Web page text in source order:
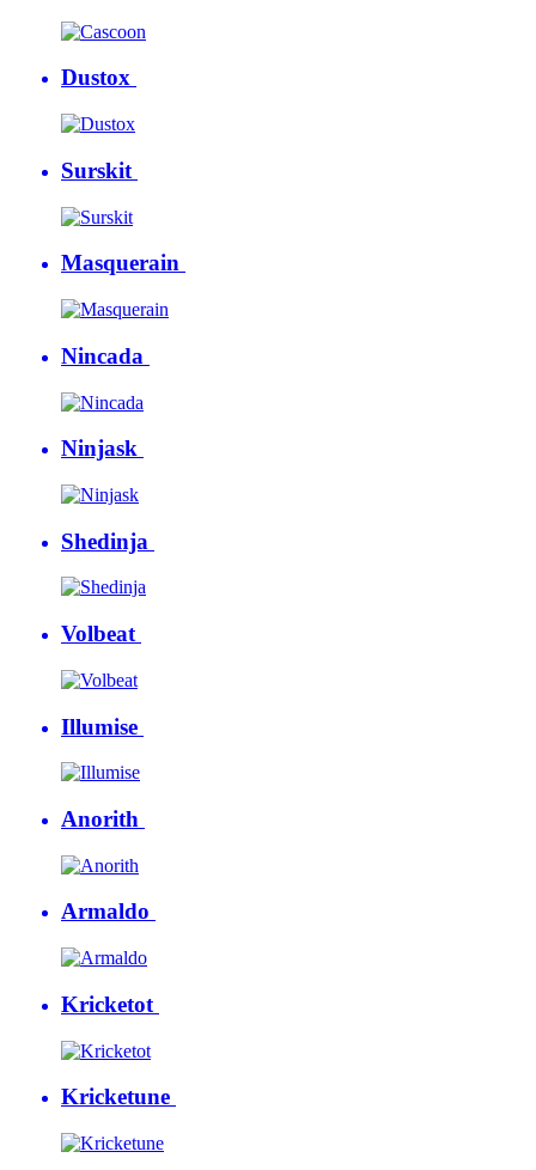
Dustox
Surskit
Masquerain
Nincada
Ninjask
Shedinja
Volbeat
Illumise
Anorith
Armaldo
Kricketot
Kricketune